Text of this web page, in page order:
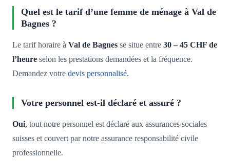
Quel est le tarif d’une femme de ménage à Val de
Bagnes ?
Le tarif horaire à Val de Bagnes se situe entre 30 – 45 CHF de
l’heure selon les prestations demandées et la fréquence.
Demandez votre devis personnalisé.
Votre personnel est-il déclaré et assuré ?
Oui, tout notre personnel est déclaré aux assurances sociales
suisses et couvert par notre assurance responsabilité civile
professionnelle.